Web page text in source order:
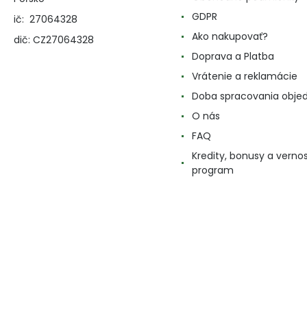
ič: 27064328
dič: CZ27064328
GDPR
Ako nakupovať?
Doprava a Platba
Vrátenie a reklamácie
Doba spracovania
O nás
FAQ
Kredity, bonusy a
program